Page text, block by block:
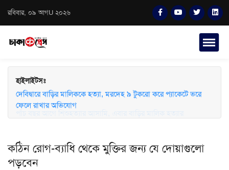
রবিবার, ০৯ আগU ২০২৬
হাইলাইটসঃ
দেবিদ্বারে বাড়ির মালিককে হত্যা, মরদেহ ৯ টুকরো করে প্যাকেটে ভরে
ফেলে রাখার অভিযোগ
কঠিন রোগ-ব্যাধি থেকে মুক্তির জন্য যে দোয়াগুলো
পড়বেন